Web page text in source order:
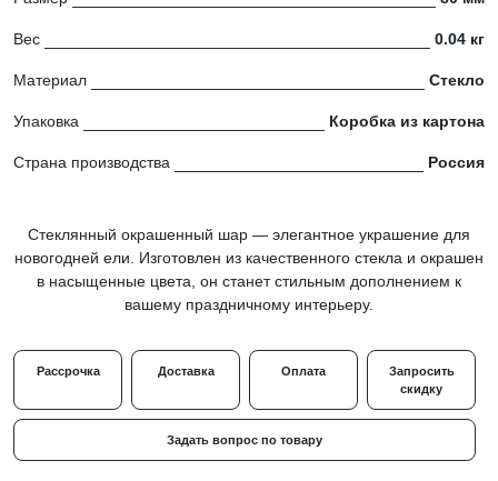
Вес 0.04 кг
Материал Стекло
Упаковка Коробка из картона
Страна производства Россия
Стеклянный окрашенный шар — элегантное украшение для
новогодней ели. Изготовлен из качественного стекла и окрашен
в насыщенные цвета, он станет стильным дополнением к
вашему праздничному интерьеру.
Рассрочка Доставка Оплата
Запросить
скидку
Задать вопрос по товару